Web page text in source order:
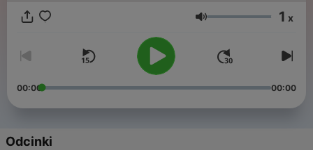
Głośność 1 x
00:00 00:00
Odcinki